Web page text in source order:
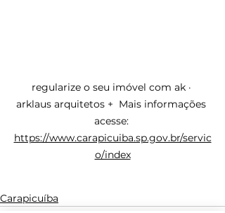
regularize o seu imóvel com ak ·
arklaus arquitetos +  Mais informações
acesse:
https://www.carapicuiba.sp.gov.br/servic
o/index
Carapicuíba